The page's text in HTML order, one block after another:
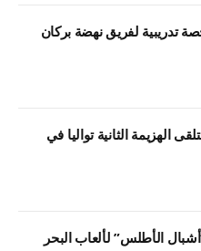
تدريبية لفريق نهضة بركان
الهزيمة الثانية تواليا في
الأطلس” لألعاب البحر